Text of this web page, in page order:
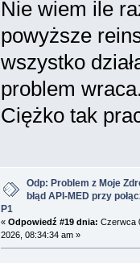
Nie wiem ile
powyższe
wszystko
problem
Ciężko tak
Odp: Problem z Moje
błąd API-MED przy
P1
« Odpowiedź #19 dnia: Czerwca
2026, 08:34:34 am »